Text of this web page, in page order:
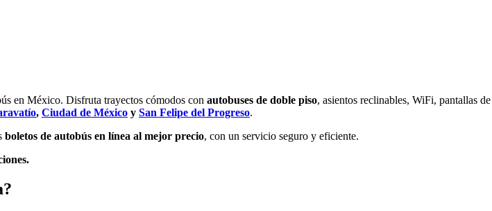
en México. Disfruta trayectos cómodos con autobuses de doble piso, asientos reclinables, WiFi, pantallas de
, Ciudad de México y San Felipe del Progreso.
boletos de autobús en línea al mejor precio, con un servicio seguro y eficiente.